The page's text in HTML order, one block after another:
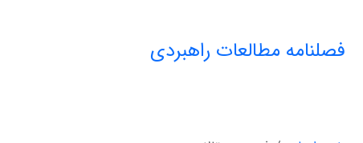
فصلنامه مطالعات راهبردی